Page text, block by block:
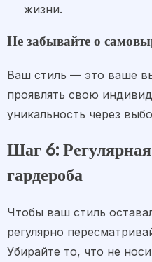
жизни.
Не забывайте о
Ваш стиль — это ваше
проявлять свою
уникальность через
Шаг 6:
гардероба
Чтобы ваш стиль
регулярно
Убирайте то, что не